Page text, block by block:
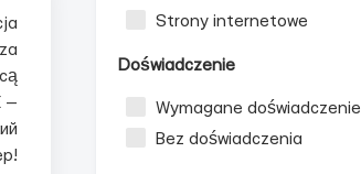
Strony internetowe
Doświadczenie
Wymagane doświadczenie
Bez doświadczenia